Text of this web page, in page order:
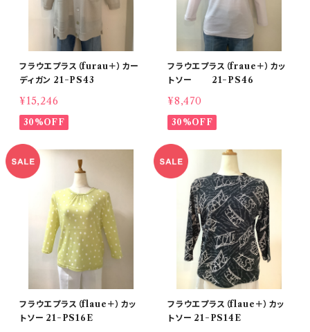
フラウエプラス（furau＋）カー
ディガン 21−PS43
¥15,246
30%OFF
フラウエプラス（fraue＋）カッ
トソー 21−PS46
¥8,470
30%OFF
フラウエプラス（flaue＋）カッ
トソー 21−PS16E
フラウエプラス（flaue＋）カッ
トソー 21−PS14E